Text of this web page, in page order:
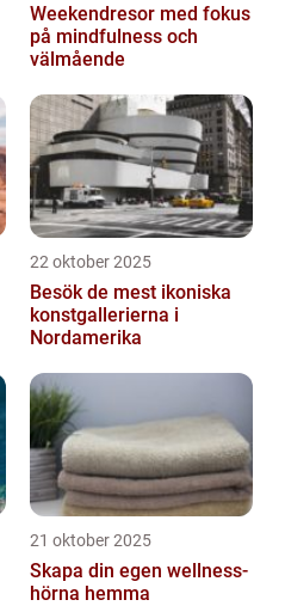
Weekendresor med fokus
på mindfulness och
välmående
22 oktober 2025
Besök de mest ikoniska
konstgallerierna i
Nordamerika
21 oktober 2025
Skapa din egen wellness-
hörna hemma